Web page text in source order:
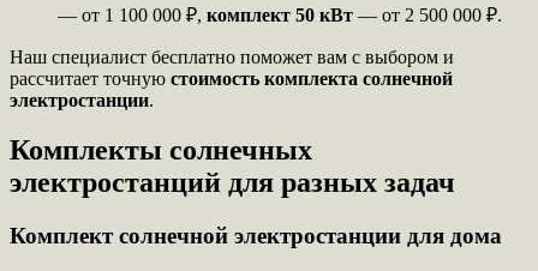
— от 1 100 000 ₽, комплект 50 кВт — от 2 500 000 ₽.
Наш специалист бесплатно поможет вам с выбором и
рассчитает точную стоимость комплекта солнечной
электростанции.
Комплекты солнечных
электростанций для разных задач
Комплект солнечной электростанции для дома